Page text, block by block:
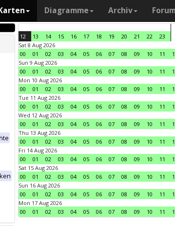
Diagramme Archiv
12 13 14 15 16 17 18 19 20 21 22
23
Sat 8 Aug 2026
00
01 02 03 04 05 06 07 08 09 10 11
Sun 9 Aug 2026
00
01 02 03 04 05 06 07 08 09 10 11
Mon 10 Aug 2026
00
01 02 03 04 05 06 07 08 09 10 11
Tue 11 Aug 2026
00
01 02 03 04 05 06 07 08 09 10 11
Wed 12 Aug 2026
00
01 02 03 04 05 06 07 08 09 10 11
Thu 13 Aug 2026
00
01 02 03 04 05 06 07 08 09 10 11
Fri 14 Aug 2026
00
01 02 03 04 05 06 07 08 09 10 11
Sat 15 Aug 2026
00
01 02 03 04 05 06 07 08 09 10 11
Sun 16 Aug 2026
00
01 02 03 04 05 06 07 08 09 10 11
Mon 17 Aug 2026
00
01 02 03 04 05 06 07 08 09 10 11